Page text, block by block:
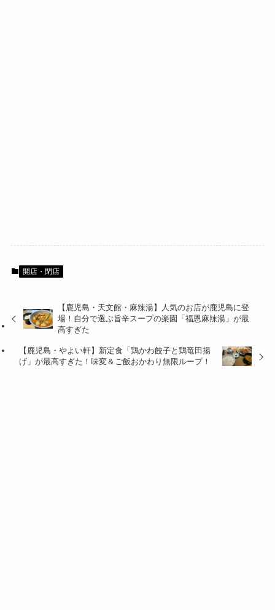
開店・閉店
【鹿児島・天文館・麻辣湯】人気のお店が鹿児島に登
場！自分で選ぶ旨辛スープの楽園「福恩麻辣湯」が最
高すぎた
【鹿児島・やよい軒】新定食「鶏かわ餃子と鶏竜田揚
げ」が最高すぎた！味変＆ご飯おかわり無限ループ！